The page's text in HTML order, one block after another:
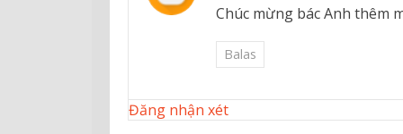
Chúc mừng bác Anh thêm
Balas
Đăng nhận xét